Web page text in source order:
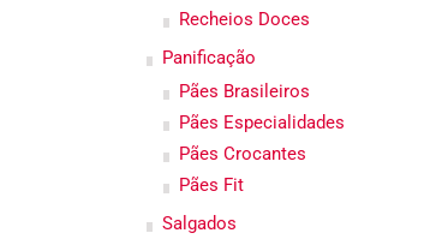
Recheios Doces
Panificação
Pães Brasileiros
Pães Especialidades
Pães Crocantes
Pães Fit
Salgados